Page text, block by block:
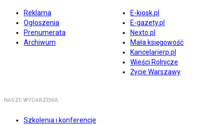
Reklama
Ogłoszenia
Prenumerata
Archiwum
E-kiosk.pl
E-gazety.pl
Nexto.pl
Mała księgowość
Kancelarierp.pl
Wieści Rolnicze
Życie Warszawy
NASZE WYDARZENIA
Szkolenia i konferencje